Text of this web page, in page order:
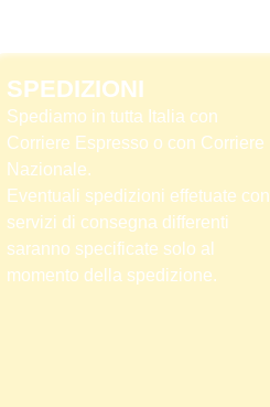
SPEDIZIONI
Spediamo in tutta Italia con
Corriere Espresso o con Corriere
Nazionale.
Eventuali spedizioni effetuate con
servizi di consegna differenti
saranno specificate solo al
momento della spedizione.